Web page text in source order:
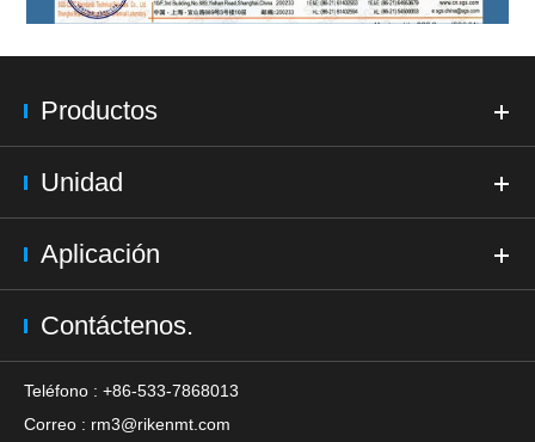
Productos
Unidad
Aplicación
Contáctenos.
Teléfono : +86-533-7868013
Correo : rm3@rikenmt.com